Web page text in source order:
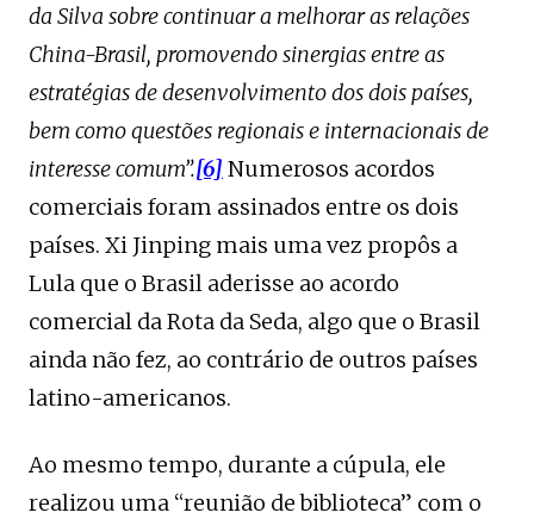
da Silva sobre continuar a melhorar as relações
China-Brasil, promovendo sinergias entre as
estratégias de desenvolvimento dos dois países,
bem como questões regionais e internacionais de
interesse comum”.[6] Numerosos acordos
comerciais foram assinados entre os dois
países. Xi Jinping mais uma vez propôs a
Lula que o Brasil aderisse ao acordo
comercial da Rota da Seda, algo que o Brasil
ainda não fez, ao contrário de outros países
latino-americanos.
Ao mesmo tempo, durante a cúpula, ele
realizou uma “reunião de biblioteca” com o